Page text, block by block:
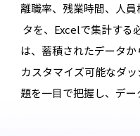
離職率、残業時間、人
タを、Excelで集計す
は、蓄積されたデータか
カスタマイズ可能なダ
題を一目で把握し、デ